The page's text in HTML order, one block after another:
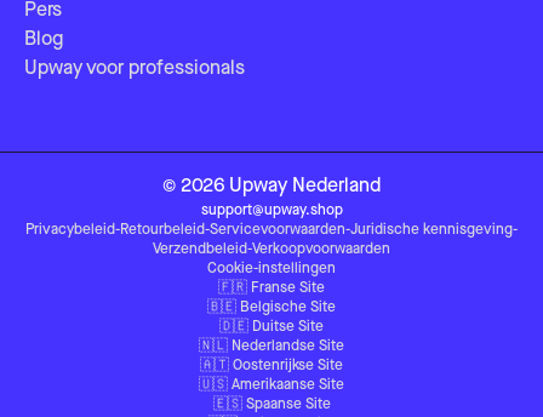
Pers
Blog
Upway voor professionals
© 2026 Upway Nederland
support@upway.shop
Privacybeleid-Retourbeleid-Servicevoorwaarden-Juridische kennisgeving-
Verzendbeleid-Verkoopvoorwaarden
Cookie-instellingen
🇫🇷 Franse Site
🇧🇪 Belgische Site
🇩🇪 Duitse Site
🇳🇱 Nederlandse Site
🇦🇹 Oostenrijkse Site
🇺🇸 Amerikaanse Site
🇪🇸 Spaanse Site